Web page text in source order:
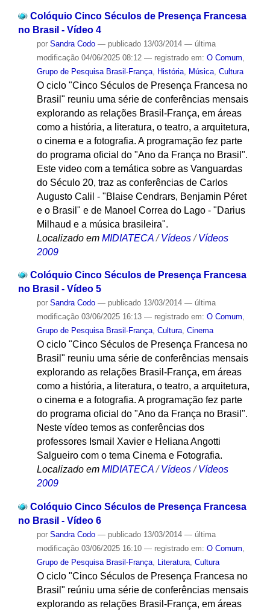
Colóquio Cinco Séculos de Presença Francesa
no Brasil - Vídeo 4
por Sandra Codo — publicado13/03/2014 — última
modificação04/06/2025 08:12 — registrado em: O Comum
Grupo de Pesquisa Brasil-França, História, Música, Cultura
O ciclo "Cinco Séculos de Presença Francesa no
Brasil" reuniu uma série de conferências mensais
explorando as relações Brasil-França, em áreas
como a história, a literatura, o teatro, a arquitetura,
o cinema e a fotografia. A programação fez parte
do programa oficial do "Ano da França no Brasil".
Este video com a temática sobre as Vanguardas
do Século 20, traz as conferências de Carlos
Augusto Calil - "Blaise Cendrars, Benjamin Péret
e o Brasil" e de Manoel Correa do Lago - "Darius
Milhaud e a música brasileira".
Localizado em MIDIATECA /Vídeos /Vídeos
2009
Colóquio Cinco Séculos de Presença Francesa
no Brasil - Vídeo 5
por Sandra Codo — publicado13/03/2014 — última
modificação03/06/2025 16:13 — registrado em: O Comum,
Grupo de Pesquisa Brasil-França, Cultura, Cinema
O ciclo "Cinco Séculos de Presença Francesa no
Brasil" reuniu uma série de conferências mensais
explorando as relações Brasil-França, em áreas
como a história, a literatura, o teatro, a arquitetura,
o cinema e a fotografia. A programação fez parte
do programa oficial do "Ano da França no Brasil".
Neste vídeo temos as conferências dos
professores Ismail Xavier e Heliana Angotti
Salgueiro com o tema Cinema e Fotografia.
Localizado em MIDIATECA / Vídeos / Vídeos
2009
Colóquio Cinco Séculos de Presença Francesa
no Brasil - Vídeo 6
por Sandra Codo — publicado13/03/2014 — última
modificação03/06/2025 16:10 — registrado em: O Comum,
Grupo de Pesquisa Brasil-França, Literatura, Cultura
O ciclo "Cinco Séculos de Presença Francesa no
Brasil" reúniu uma série de conferências mensais
explorando as relações Brasil-França, em áreas